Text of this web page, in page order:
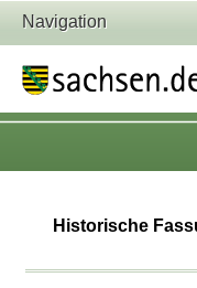
Navigation
Historische